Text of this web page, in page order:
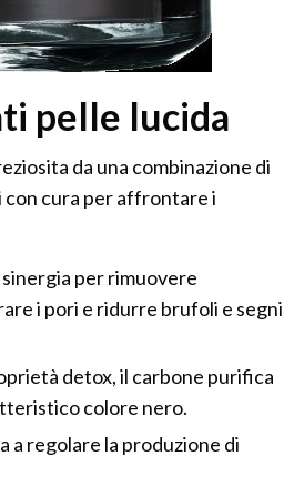
pelle lucida
da una combinazione di
con cura per affrontare i
per rimuovere
i pori e ridurre brufoli e segni
detox, il carbone purifica
colore nero.
regolare la produzione di